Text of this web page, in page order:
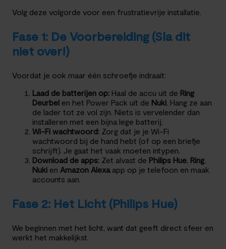
Volg deze volgorde voor een frustratievrije installatie.
Fase 1: De Voorbereiding (Sla dit
niet over!)
Voordat je ook maar één schroefje indraait:
Laad de batterijen op: Haal de accu uit de Ring
Deurbel en het Power Pack uit de Nuki. Hang ze aan
de lader tot ze vol zijn. Niets is vervelender dan
installeren met een bijna lege batterij.
Wi-Fi wachtwoord: Zorg dat je je Wi-Fi
wachtwoord bij de hand hebt (of op een briefje
schrijft). Je gaat het vaak moeten intypen.
Download de apps: Zet alvast de Philips Hue, Ring,
Nuki en Amazon Alexaapp op je telefoon en maak
accounts aan.
Fase 2: Het Licht (Philips Hue)
We beginnen met het licht, want dat geeft direct sfeer en
werkt het makkelijkst.